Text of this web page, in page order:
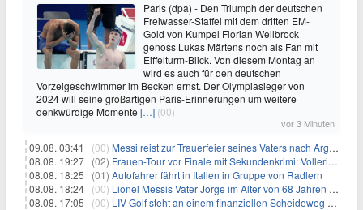
Paris (dpa) - Den Triumph der deutschen
Freiwasser-Staffel mit dem dritten EM-
Gold von Kumpel Florian Wellbrock
genoss Lukas Märtens noch als Fan mit
Eiffelturm-Blick. Von diesem Montag an
wird es auch für den deutschen
Vorzeigeschwimmer im Becken ernst. Der Olympiasieger von
2024 will seine großartigen Paris-Erinnerungen um weitere
denkwürdige Momente […] (00)
vor 3 Minuten
09.08. 03:41 | (00) Messi reist zur Trauerfeier seines Vaters nach Argentinien
08.08. 19:27 | (02) Frauen-Tour vor Finale mit Sekundenkrimi: Vollering in Gelb
08.08. 18:25 | (01) Autofahrer fährt in Italien in Gruppe von Radlern
08.08. 18:24 | (00) Lionel Messis Vater Jorge im Alter von 68 Jahren gestorben
08.08. 17:05 | (00) LIV Golf steht an einem finanziellen Scheideweg auf der Suche nach neuen Investitionen